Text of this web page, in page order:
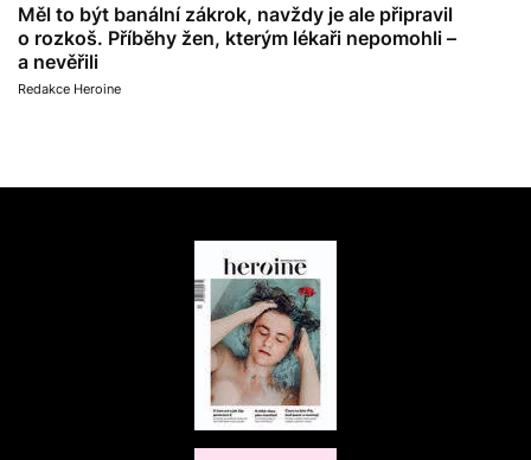
Měl to být banální zákrok, navždy je ale připravil
o rozkoš. Příběhy žen, kterým lékaři nepomohli –
a nevěřili
Redakce Heroine